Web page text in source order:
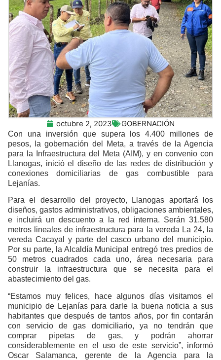
octubre 2, 2023 GOBERNACIÓN
Con una inversión que supera los 4.400 millones de
pesos, la gobernación del Meta, a través de la Agencia
para la Infraestructura del Meta (AIM), y en convenio con
Llanogas, inició el diseño de las redes de distribución y
conexiones domiciliarias de gas combustible para
Lejanías.
Para el desarrollo del proyecto, Llanogas aportará los
diseños, gastos administrativos, obligaciones ambientales,
e incluirá un descuento a la red interna. Serán 31.580
metros lineales de infraestructura para la vereda La 24, la
vereda Cacayal y parte del casco urbano del municipio.
Por su parte, la Alcaldía Municipal entregó tres predios de
50 metros cuadrados cada uno, área necesaria para
construir la infraestructura que se necesita para el
abastecimiento del gas.
“Estamos muy felices, hace algunos días visitamos el
municipio de Lejanías para darle la buena noticia a sus
habitantes que después de tantos años, por fin contarán
con servicio de gas domiciliario, ya no tendrán que
comprar pipetas de gas, y podrán ahorrar
considerablemente en el uso de este servicio”, informó
Oscar Salamanca, gerente de la Agencia para la